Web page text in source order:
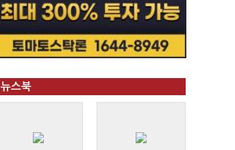
뉴스북